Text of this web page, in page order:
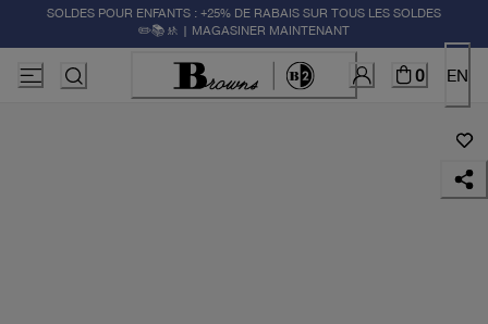
SOLDES POUR ENFANTS : +25% DE RABAIS SUR TOUS LES SOLDES
✏️📚🚸 | MAGASINER MAINTENANT
0 EN